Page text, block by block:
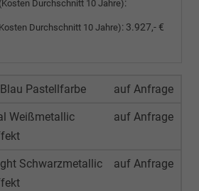
(Kosten Durchschnitt 10 Jahre):
Durchschnitt 10 Jahre): 3.927,- €
Pastellfarbe auf Anfrage
Weißmetallic
auf Anfrage
Schwarzmetallic
auf Anfrage